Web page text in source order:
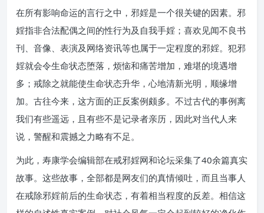
在所有影响命运的言行之中，邪婬是一个很关键的因素。邪
婬指非合法配偶之间的性行为及自我手婬；喜欢见闻不良书
刊、音像、表演及网络资讯等也属于一定程度的邪婬。犯邪
婬就会令生命状态堕落，烦恼和痛苦增加，难堪的境遇增
多；戒除之就能使生命状态升华，心地清新光明，顺缘增
加。古往今来，这方面的正反案例颇多。不过古代的事例离
我们有些遥远，且有些不是记录者亲历，因此对当代人来
说，警醒和震撼之力略有不足。
为此，寿康学会编辑部在戒邪婬网和论坛采集了40余篇真实
故事。这些故事，全部都是网友们的真情倾吐，而且当事人
在戒除邪婬前后的生命状态，有着相当程度的反差。相信这